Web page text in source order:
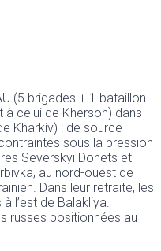
(5 brigades + 1 bataillon
à celui de Kherson) dans
Kharkiv) : de source
sous la pression
Severskyi Donets et
au nord-ouest de
Dans leur retraite, les
l’est de Balakliya.
russes positionnées au